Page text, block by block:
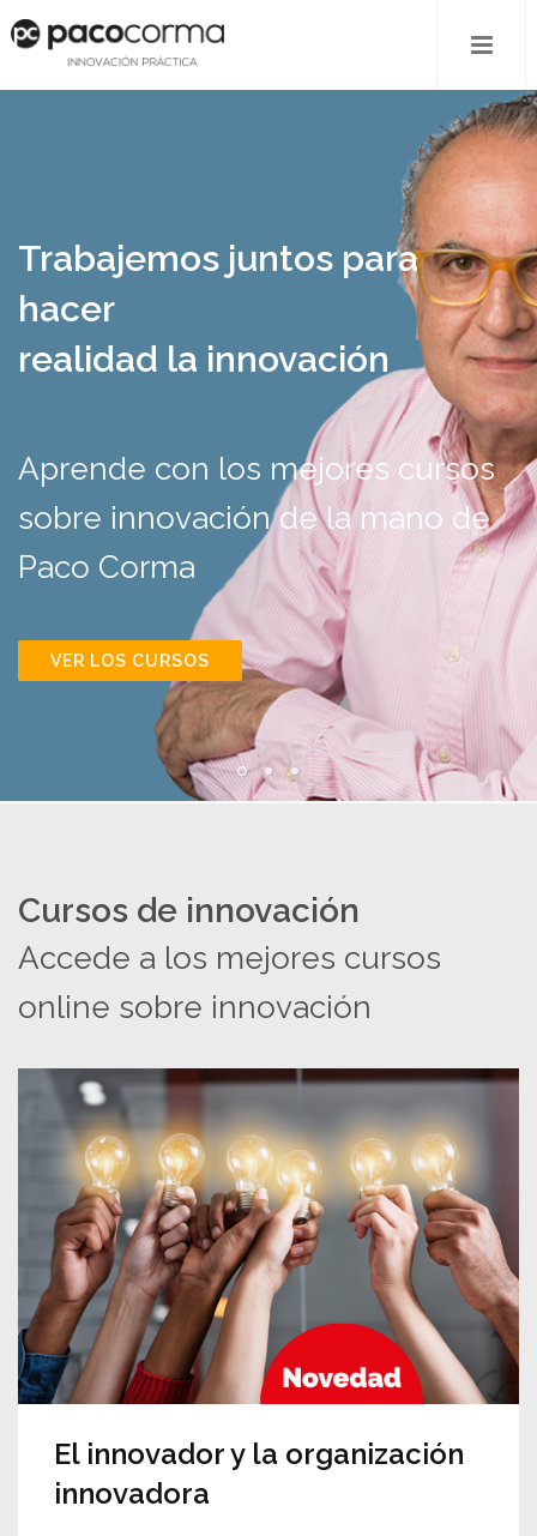
Trabajemos juntos para
hacer
realidad la innovación
Aprende con los mejores cursos
sobre innovación de la mano de
Paco Corma
VER LOS CURSOS
Cursos de innovación
Accede a los mejores cursos
online sobre innovación
El innovador y la organización
innovadora